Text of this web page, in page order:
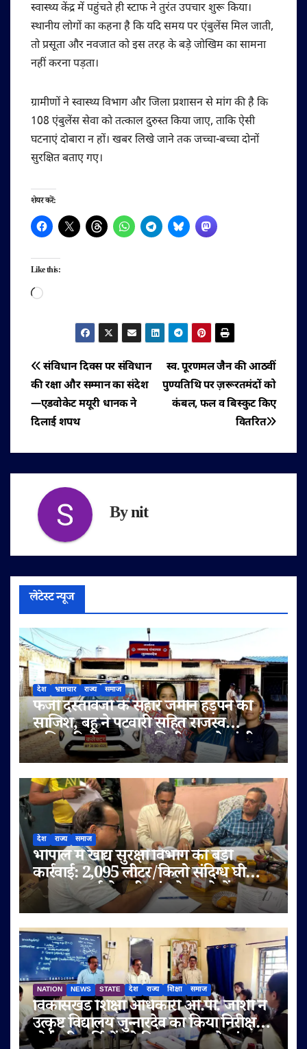
स्वास्थ्य केंद्र में पहुंचते ही स्टाफ ने तुरंत उपचार शुरू किया।
स्थानीय लोगों का कहना है कि यदि समय पर एंबुलेंस मिल जाती,
तो प्रसूता और नवजात को इस तरह के बड़े जोखिम का सामना
नहीं करना पड़ता।
ग्रामीणों ने स्वास्थ्य विभाग और जिला प्रशासन से मांग की है कि
108 एंबुलेंस सेवा को तत्काल दुरुस्त किया जाए, ताकि ऐसी
घटनाएं दोबारा न हों। खबर लिखे जाने तक जच्चा-बच्चा दोनों
सुरक्षित बताए गए।
शेयर करें:
Like this:
Loading…
पोस्ट
नेविगेशन
स्व. पूरणमल जैन की आठवीं
पुण्यतिथि पर ज़रूरतमंदों को
कंबल, फल व बिस्कुट किए
वितरित
संविधान दिवस पर संविधान
की रक्षा और सम्मान का संदेश
—एडवोकेट मयूरी धानक ने
दिलाई शपथ
Bynit
लेटेस्ट न्यूज
देश भ्रष्टाचार राज्य समाज
फर्जी दस्तावेजों के सहारे जमीन हड़पने की
साजिश, बहू ने पटवारी सहित राजस्व
अधिकारियों पर लगाए मिलीभगत के गंभीर
आरोप
देश राज्य समाज
भोपाल में खाद्य सुरक्षा विभाग की बड़ी
कार्रवाई: 2,095 लीटर/किलो संदिग्ध घी
जब्त, सप्लाई चेन भी जांच के दायरे में
NATION NEWS STATE देश राज्य शिक्षा समाज
विकासखंड शिक्षा अधिकारी ओ.पी. जोशी ने
उत्कृष्ट विद्यालय जुन्नारदेव का किया निरीक्षण,
बोर्ड परीक्षार्थियों को दिए सफलता के मंत्र